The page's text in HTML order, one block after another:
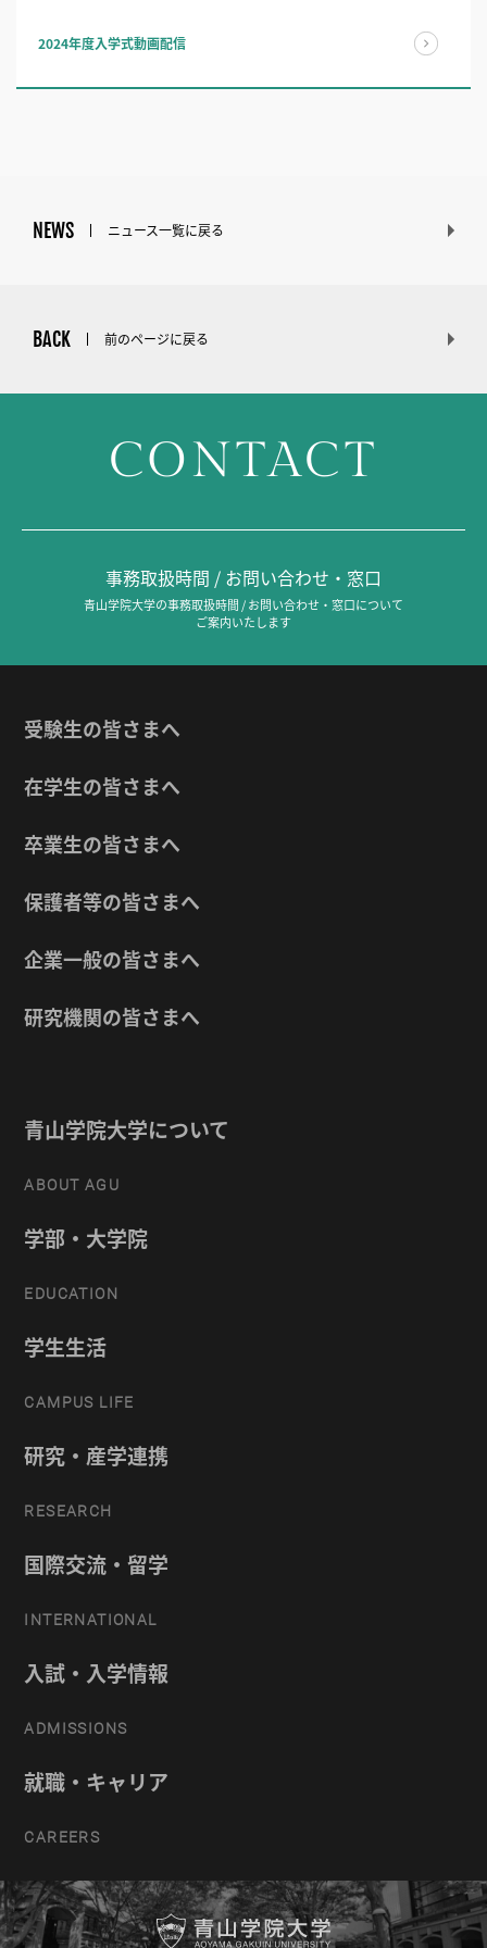
2024年度入学式動画配信
NEWS ニュース一覧に戻る
BACK 前のページに戻る
CONTACT
事務取扱時間 / お問い合わせ・窓口
青山学院大学の事務取扱時間 / お問い合わせ・窓口について
ご案内いたします
受験生の皆さまへ
在学生の皆さまへ
卒業生の皆さまへ
保護者等の皆さまへ
企業一般の皆さまへ
研究機関の皆さまへ
青山学院大学について
ABOUT AGU
学部・大学院
EDUCATION
学生生活
CAMPUS LIFE
研究・産学連携
RESEARCH
国際交流・留学
INTERNATIONAL
入試・入学情報
ADMISSIONS
就職・キャリア
CAREERS